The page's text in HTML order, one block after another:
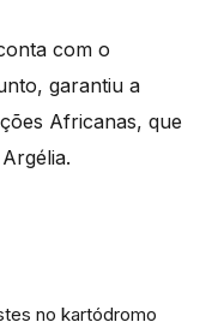
com o
garantiu a
Africanas, que
no kartódromo